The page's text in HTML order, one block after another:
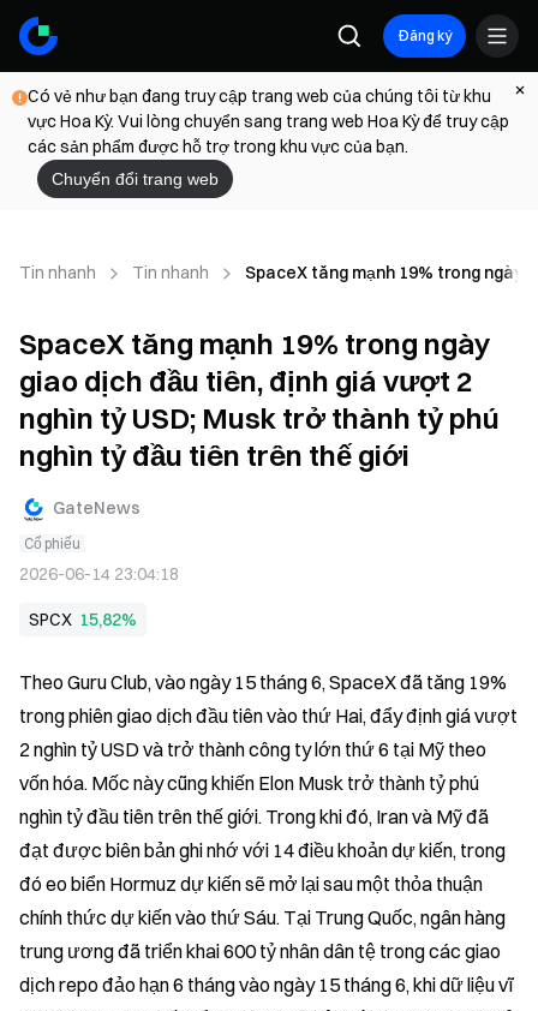
Đăng ký
Có vẻ như bạn đang truy cập trang web của chúng tôi từ khu
vực Hoa Kỳ. Vui lòng chuyển sang trang web Hoa Kỳ để truy cập
các sản phẩm được hỗ trợ trong khu vực của bạn.
Chuyển đổi trang web
Tin nhanh Tin nhanh SpaceX tăng mạnh 19% trong ngày
SpaceX tăng mạnh 19% trong ngày
giao dịch đầu tiên, định giá vượt 2
nghìn tỷ USD; Musk trở thành tỷ phú
nghìn tỷ đầu tiên trên thế giới
GateNews
Cổ phiếu
2026-06-14 23:04:18
SPCX 15,82%
Theo Guru Club, vào ngày 15 tháng 6, SpaceX đã tăng 19%
trong phiên giao dịch đầu tiên vào thứ Hai, đẩy định giá vượt
2 nghìn tỷ USD và trở thành công ty lớn thứ 6 tại Mỹ theo
vốn hóa. Mốc này cũng khiến Elon Musk trở thành tỷ phú
nghìn tỷ đầu tiên trên thế giới. Trong khi đó, Iran và Mỹ đã
đạt được biên bản ghi nhớ với 14 điều khoản dự kiến, trong
đó eo biển Hormuz dự kiến sẽ mở lại sau một thỏa thuận
chính thức dự kiến vào thứ Sáu. Tại Trung Quốc, ngân hàng
trung ương đã triển khai 600 tỷ nhân dân tệ trong các giao
dịch repo đảo hạn 6 tháng vào ngày 15 tháng 6, khi dữ liệu vĩ